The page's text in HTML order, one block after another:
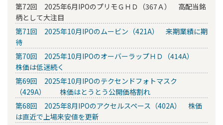
第72回 2025年6月IPOのプリモＧＨＤ（367Ａ） 高配当銘
柄として大注目
第71回 2025年10月IPOのムービン（421A） 来期業績に期
待
第70回 2025年10月IPOのオーバーラップＨＤ（414A）
株価は低迷続く
第69回 2025年10月IPOのテクセンドフォトマスク
（429A） 株価はとうとう公開価格割れ
第68回 2025年8月IPOのアクセルスペース（402A） 株価
は直近で上場来安値を更新